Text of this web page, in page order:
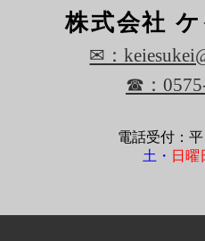
株式会社
✉：
☎：
電話受付：
土・ 日曜